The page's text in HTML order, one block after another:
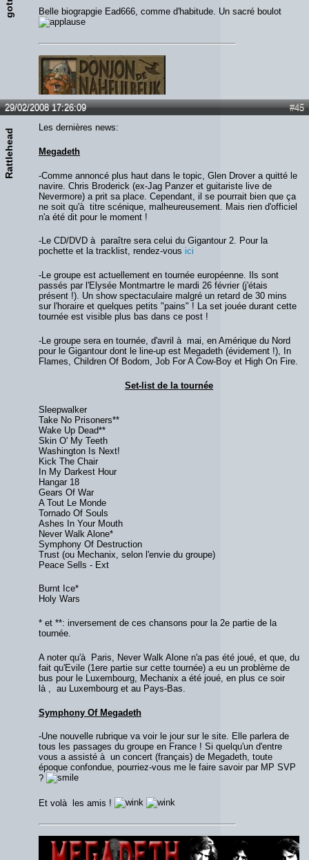
Belle biograpgie Ead666, comme d'habitude. Un sacré boulot
#45
29/02/2008 17:26:09
Rattlehead
Les dernières news:
Megadeth
-Comme annoncé plus haut dans le topic, Glen Drover a quitté le
navire. Chris Broderick (ex-Jag Panzer et guitariste live de
Nevermore) a prit sa place. Cependant, il se pourrait bien que ça
ne soit qu'à titre scénique, malheureusement. Mais rien d'officiel
n'a été dit pour le moment !
-Le CD/DVD à paraître sera celui du Gigantour 2. Pour la
pochette et la tracklist, rendez-vous ici
-Le groupe est actuellement en tournée européenne. Ils sont
passés par l'Elysée Montmartre le mardi 26 février (j'étais
présent !). Un show spectaculaire malgré un retard de 30 mins
sur l'horaire et quelques petits "pains" ! La set jouée durant cette
tournée est visible plus bas dans ce post !
-Le groupe sera en tournée, d'avril à mai, en Amérique du Nord
pour le Gigantour dont le line-up est Megadeth (évidement !), In
Flames, Children Of Bodom, Job For A Cow-Boy et High On Fire.
Set-list de la tournée
Sleepwalker
Take No Prisoners**
Wake Up Dead**
Skin O' My Teeth
Washington Is Next!
Kick The Chair
In My Darkest Hour
Hangar 18
Gears Of War
A Tout Le Monde
Tornado Of Souls
Ashes In Your Mouth
Never Walk Alone*
Symphony Of Destruction
Trust (ou Mechanix, selon l'envie du groupe)
Peace Sells - Ext
Burnt Ice*
Holy Wars
* et **: inversement de ces chansons pour la 2e partie de la
tournée.
A noter qu'à Paris, Never Walk Alone n'a pas été joué, et que, du
fait qu'Evile (1ere partie sur cette tournée) a eu un problème de
bus pour le Luxembourg, Mechanix a été joué, en plus ce soir
là , au Luxembourg et au Pays-Bas.
Symphony Of Megadeth
-Une nouvelle rubrique va voir le jour sur le site. Elle parlera de
tous les passages du groupe en France ! Si quelqu'un d'entre
vous a assisté à un concert (français) de Megadeth, toute
époque confondue, pourriez-vous me le faire savoir par MP SVP
?
Et volà les amis !